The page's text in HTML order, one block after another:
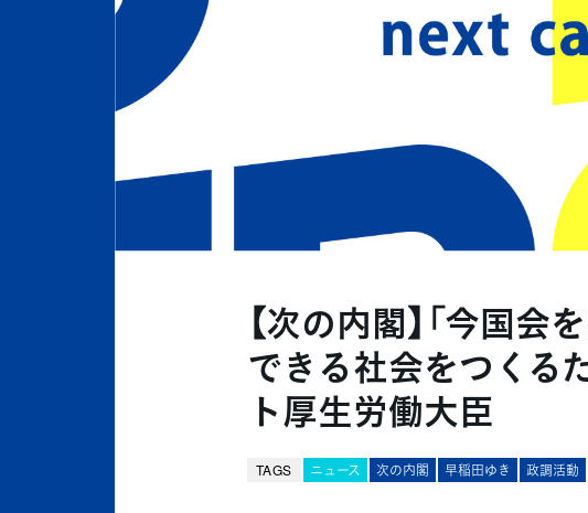
【次の内閣】「今国会
できる社会をつく
ト厚生労働大臣
TAGS ニュース 次の内閣 早稲田ゆき 政調活動